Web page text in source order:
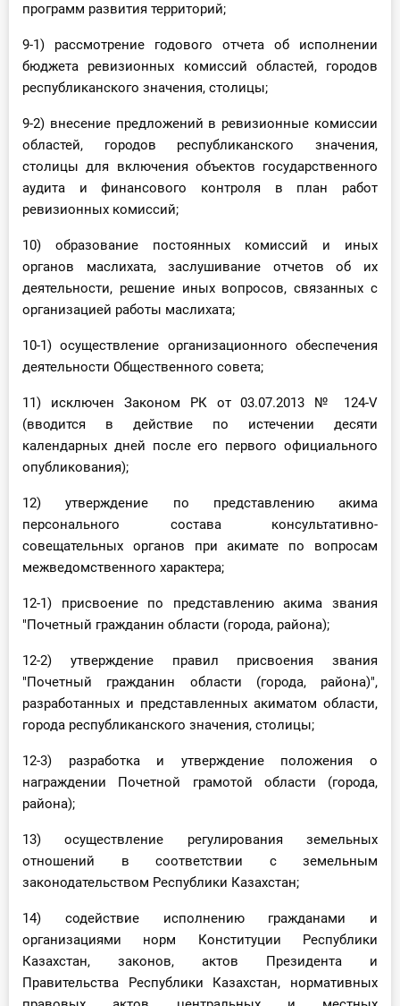
программ развития территорий;
9-1) рассмотрение годового отчета об исполнении
бюджета ревизионных комиссий областей, городов
республиканского значения, столицы;
9-2) внесение предложений в ревизионные комиссии
областей, городов республиканского значения,
столицы для включения объектов государственного
аудита и финансового контроля в план работ
ревизионных комиссий;
10) образование постоянных комиссий и иных
органов маслихата, заслушивание отчетов об их
деятельности, решение иных вопросов, связанных с
организацией работы маслихата;
10-1) осуществление организационного обеспечения
деятельности Общественного совета;
11) исключен Законом РК от 03.07.2013 № 124-V
(вводится в действие по истечении десяти
календарных дней после его первого официального
опубликования);
12) утверждение по представлению акима
персонального состава консультативно-
совещательных органов при акимате по вопросам
межведомственного характера;
12-1) присвоение по представлению акима звания
"Почетный гражданин области (города, района);
12-2) утверждение правил присвоения звания
"Почетный гражданин области (города, района)",
разработанных и представленных акиматом области,
города республиканского значения, столицы;
12-3) разработка и утверждение положения о
награждении Почетной грамотой области (города,
района);
13) осуществление регулирования земельных
отношений в соответствии с земельным
законодательством Республики Казахстан;
14) содействие исполнению гражданами и
организациями норм Конституции Республики
Казахстан, законов, актов Президента и
Правительства Республики Казахстан, нормативных